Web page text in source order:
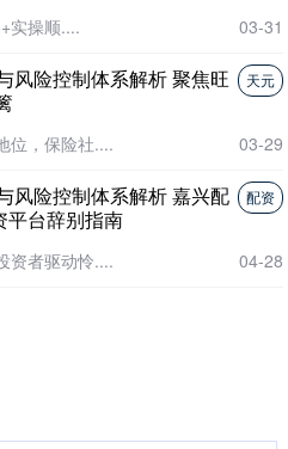
实操顺.... 03-31
天元
风险控制体系解析 聚焦旺
位，保险社.... 03-29
配资
风险控制体系解析 嘉兴配
平台辞别指南
资者驱动怜.... 04-28